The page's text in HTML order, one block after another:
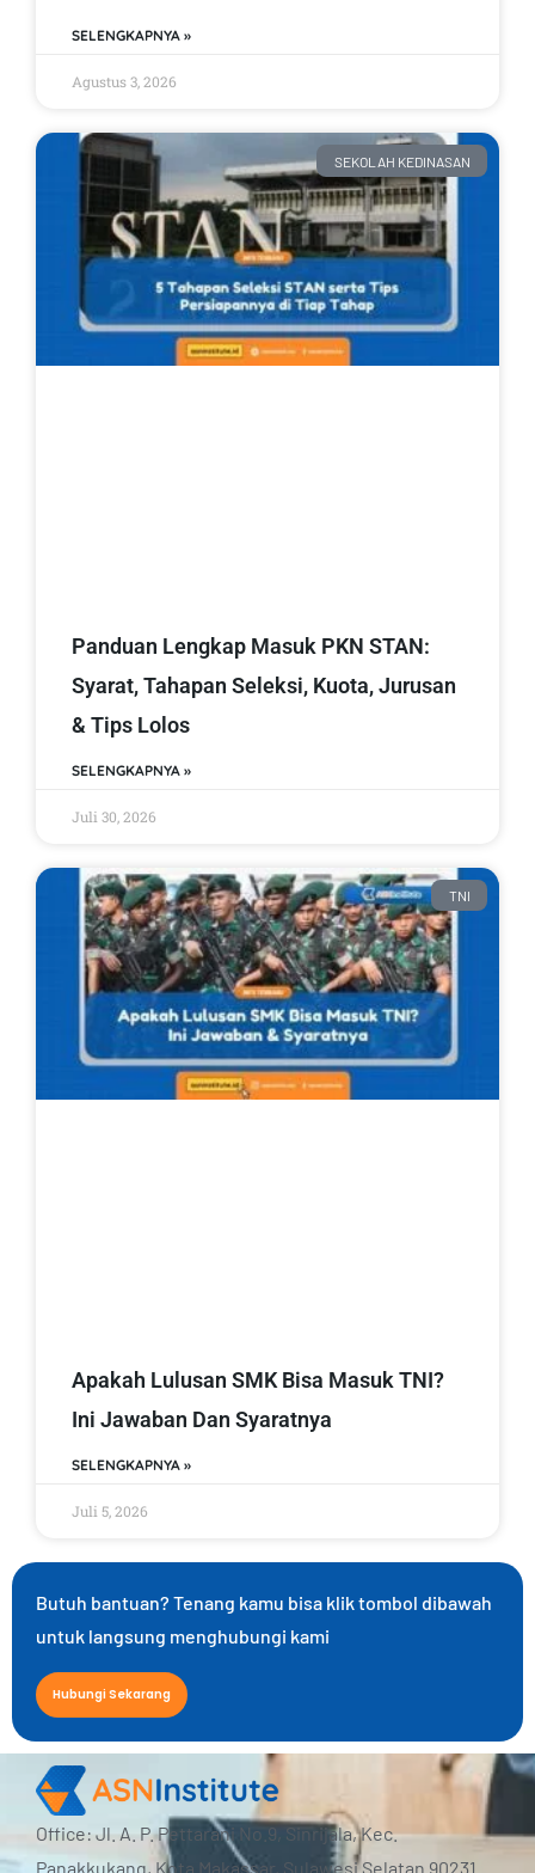
SELENGKAPNYA »
Agustus 3, 2026
SEKOLAH KEDINASAN
Panduan Lengkap Masuk PKN STAN:
Syarat, Tahapan Seleksi, Kuota, Jurusan
& Tips Lolos
SELENGKAPNYA »
Juli 30, 2026
TNI
Apakah Lulusan SMK Bisa Masuk TNI?
Ini Jawaban Dan Syaratnya
SELENGKAPNYA »
Juli 5, 2026
Butuh bantuan? Tenang kamu bisa klik tombol dibawah
untuk langsung menghubungi kami
Hubungi Sekarang
Office: Jl. A. P. Pettarani No.9, Sinrijala, Kec.
Panakkukang, Kota Makassar, Sulawesi Selatan 90231